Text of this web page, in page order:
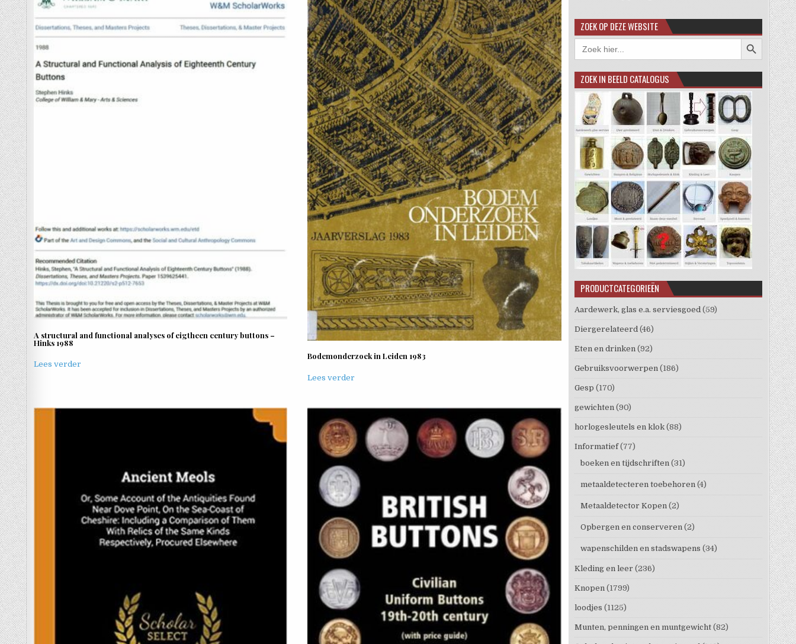
A structural and functional analyses of eigtheen century buttons –
Hinks 1988
Lees verder
Bodemonderzoek in Leiden 1983
Lees verder
ZOEK OP DEZE WEBSITE
Zoek
naar:
Zoekknop
ZOEK IN BEELD CATALOGUS
PRODUCTCATEGORIEËN
Aardewerk, glas e.a. serviesgoed (59)
Diergerelateerd (46)
Eten en drinken (92)
Gebruiksvoorwerpen (186)
Gesp (170)
gewichten (90)
horlogesleutels en klok (88)
Informatief (77)
boeken en tijdschriften (31)
metaaldetecteren toebehoren (4)
Metaaldetector Kopen (2)
Opbergen en conserveren (2)
wapenschilden en stadswapens (34)
Kleding en leer (236)
Knopen (1799)
loodjes (1125)
Munten, penningen en muntgewicht (82)